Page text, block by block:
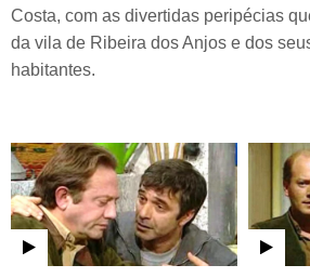
Costa, com as divertidas peripécias
da vila de Ribeira dos Anjos e dos
habitantes.